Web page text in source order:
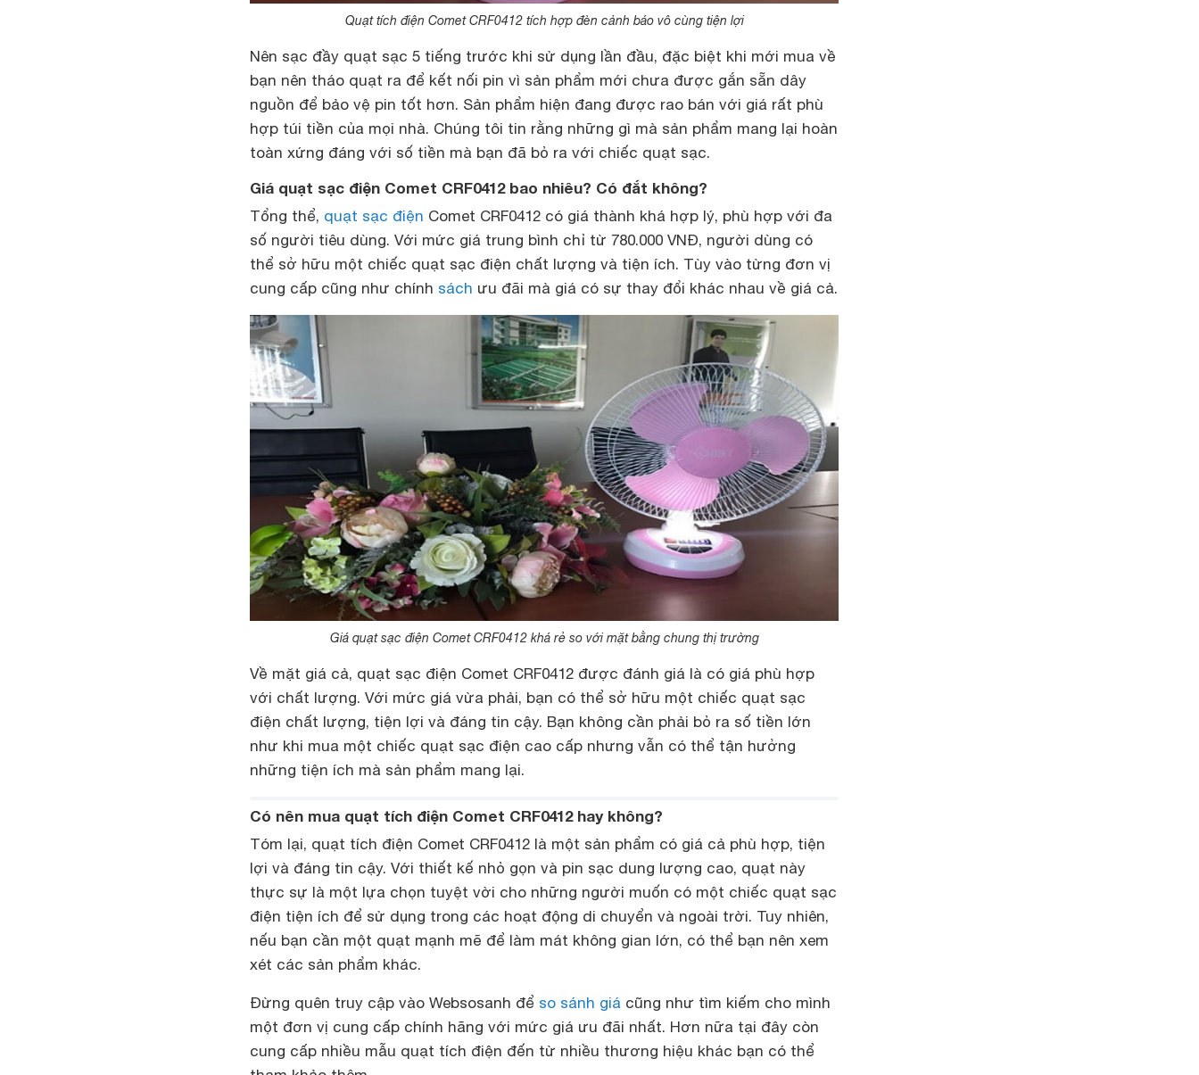
Quạt tích điện Comet CRF0412 tích hợp đèn cảnh báo vô cùng tiện lợi
Nên sạc đầy quạt sạc 5 tiếng trước khi sử dụng lần đầu, đặc biệt khi mới mua về
bạn nên tháo quạt ra để kết nối pin vì sản phẩm mới chưa được gắn sẵn dây
nguồn để bảo vệ pin tốt hơn. Sản phẩm hiện đang được rao bán với giá rất phù
hợp túi tiền của mọi nhà. Chúng tôi tin rằng những gì mà sản phẩm mang lại hoàn
toàn xứng đáng với số tiền mà bạn đã bỏ ra với chiếc quạt sạc.
Giá quạt sạc điện Comet CRF0412 bao nhiêu? Có đắt không?
Tổng thể, quạt sạc điện Comet CRF0412 có giá thành khá hợp lý, phù hợp với đa
số người tiêu dùng. Với mức giá trung bình chỉ từ 780.000 VNĐ, người dùng có
thể sở hữu một chiếc quạt sạc điện chất lượng và tiện ích. Tùy vào từng đơn vị
cung cấp cũng như chính sách ưu đãi mà giá có sự thay đổi khác nhau về giá cả.
Giá quạt sạc điện Comet CRF0412 khá rẻ so với mặt bằng chung thị trường
Về mặt giá cả, quạt sạc điện Comet CRF0412 được đánh giá là có giá phù hợp
với chất lượng. Với mức giá vừa phải, bạn có thể sở hữu một chiếc quạt sạc
điện chất lượng, tiện lợi và đáng tin cậy. Bạn không cần phải bỏ ra số tiền lớn
như khi mua một chiếc quạt sạc điện cao cấp nhưng vẫn có thể tận hưởng
những tiện ích mà sản phẩm mang lại.
Có nên mua quạt tích điện Comet CRF0412 hay không?
Tóm lại, quạt tích điện Comet CRF0412 là một sản phẩm có giá cả phù hợp, tiện
lợi và đáng tin cậy. Với thiết kế nhỏ gọn và pin sạc dung lượng cao, quạt này
thực sự là một lựa chọn tuyệt vời cho những người muốn có một chiếc quạt sạc
điện tiện ích để sử dụng trong các hoạt động di chuyển và ngoài trời. Tuy nhiên,
nếu bạn cần một quạt mạnh mẽ để làm mát không gian lớn, có thể bạn nên xem
xét các sản phẩm khác.
Đừng quên truy cập vào Websosanh để so sánh giá cũng như tìm kiếm cho mình
một đơn vị cung cấp chính hãng với mức giá ưu đãi nhất. Hơn nữa tại đây còn
cung cấp nhiều mẫu quạt tích điện đến từ nhiều thương hiệu khác bạn có thể